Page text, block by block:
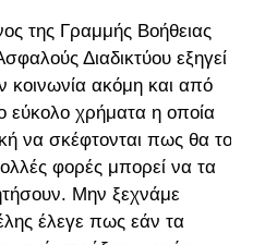
της Γραμμής Βοήθειας
Διαδικτύου εξηγεί
κοινωνία ακόμη και από
εύκολο χρήματα η οποία
να σκέφτονται πως θα το
φορές μπορεί να τα
Μην ξεχνάμε
έλεγε πως εάν τα